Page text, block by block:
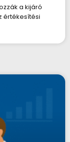
a kijáró
értékesítési